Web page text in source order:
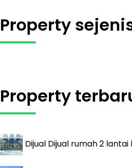
Property
Property
Dijual Dijual rumah 2